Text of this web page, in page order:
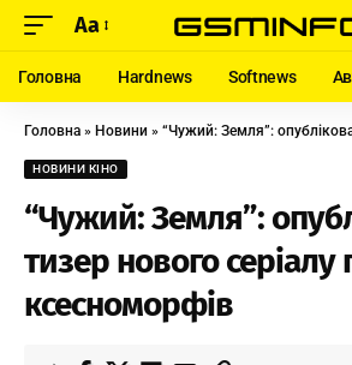
Aa
Головна Hardnews Softnews
Головна » Новини » “Чужий: Земля”: опубліковано тизер
НОВИНИ КІНО
“Чужий: Земля”:
тизер нового серіалу
ксесноморфів